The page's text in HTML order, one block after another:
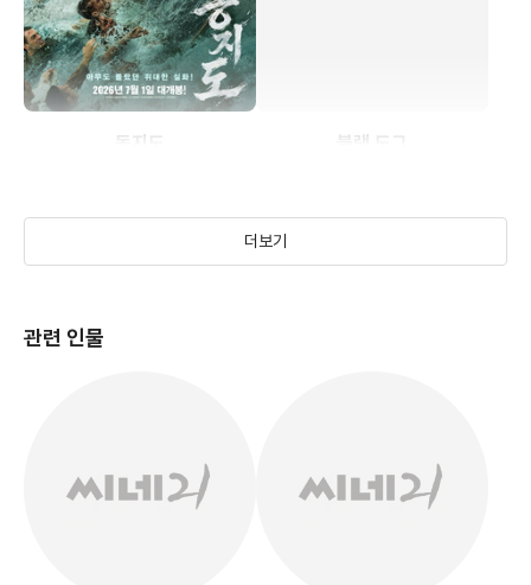
동지도 블랙 도그
더보기
관련 인물